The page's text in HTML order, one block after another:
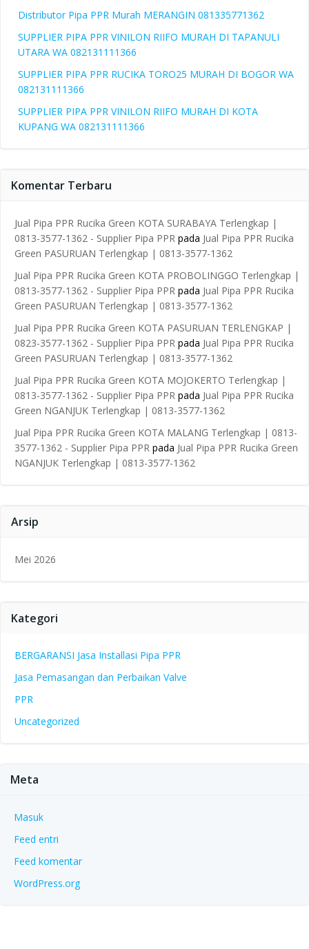
Distributor Pipa PPR Murah MERANGIN 081335771362
SUPPLIER PIPA PPR VINILON RIIFO MURAH DI TAPANULI
UTARA WA 082131111366
SUPPLIER PIPA PPR RUCIKA TORO25 MURAH DI BOGOR WA
082131111366
SUPPLIER PIPA PPR VINILON RIIFO MURAH DI KOTA
KUPANG WA 082131111366
Komentar Terbaru
Jual Pipa PPR Rucika Green KOTA SURABAYA Terlengkap |
0813-3577-1362 - Supplier Pipa PPR pada Jual Pipa PPR Rucika
Green PASURUAN Terlengkap | 0813-3577-1362
Jual Pipa PPR Rucika Green KOTA PROBOLINGGO Terlengkap |
0813-3577-1362 - Supplier Pipa PPR pada Jual Pipa PPR Rucika
Green PASURUAN Terlengkap | 0813-3577-1362
Jual Pipa PPR Rucika Green KOTA PASURUAN TERLENGKAP |
0823-3577-1362 - Supplier Pipa PPR pada Jual Pipa PPR Rucika
Green PASURUAN Terlengkap | 0813-3577-1362
Jual Pipa PPR Rucika Green KOTA MOJOKERTO Terlengkap |
0813-3577-1362 - Supplier Pipa PPR pada Jual Pipa PPR Rucika
Green NGANJUK Terlengkap | 0813-3577-1362
Jual Pipa PPR Rucika Green KOTA MALANG Terlengkap | 0813-
3577-1362 - Supplier Pipa PPR pada Jual Pipa PPR Rucika Green
NGANJUK Terlengkap | 0813-3577-1362
Arsip
Mei 2026
Kategori
BERGARANSI Jasa Installasi Pipa PPR
Jasa Pemasangan dan Perbaikan Valve
PPR
Uncategorized
Meta
Masuk
Feed entri
Feed komentar
WordPress.org